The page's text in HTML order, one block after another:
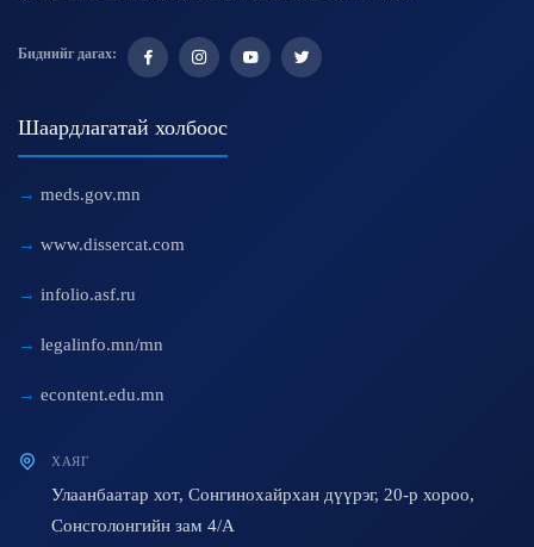
Биднийг дагах:
Шаардлагатай холбоос
meds.gov.mn
www.dissercat.com
infolio.asf.ru
legalinfo.mn/mn
econtent.edu.mn
ХАЯГ
Улаанбаатар хот, Сонгинохайрхан дүүрэг, 20-р хороо,
Сонсголонгийн зам 4/A